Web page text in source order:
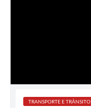
TRANSPORTE E TRÂNSITO